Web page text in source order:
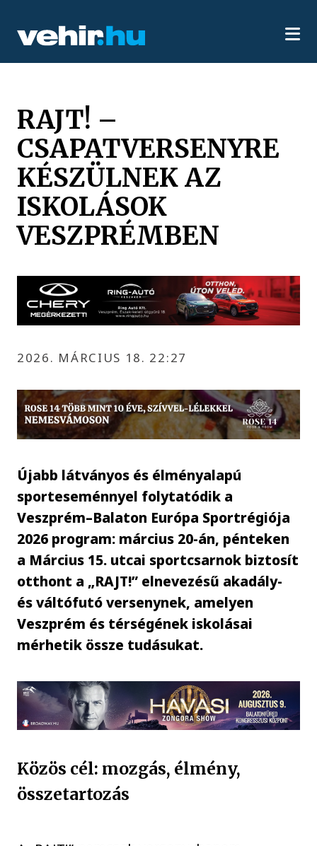
RAJT! –
CSAPATVERSENYRE
KÉSZÜLNEK AZ
ISKOLÁSOK
VESZPRÉMBEN
2026. MÁRCIUS 18. 22:27
Újabb látványos és élményalapú
sporteseménnyel folytatódik a
Veszprém–Balaton Európa Sportrégiója
2026 program: március 20-án, pénteken
a Március 15. utcai sportcsarnok biztosít
otthont a „RAJT!” elnevezésű akadály-
és váltófutó versenynek, amelyen
Veszprém és térségének iskolásai
mérhetik össze tudásukat.
Közös cél: mozgás, élmény,
összetartozás